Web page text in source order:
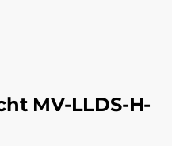
MV-LLDS-H-